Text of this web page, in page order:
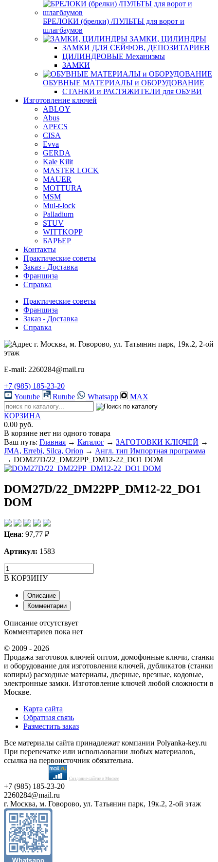
БРЕЛОКИ (брелки) /ПУЛЬТЫ для ворот и
шлагбаумов
ЗАМКИ, ЦИЛИНДРЫ
ЗАМКИ ДЛЯ СЕЙФОВ, ДЕПОЗИТАРИЕВ
ЦИЛИНДРОВЫЕ Механизмы
ЗАМКИ
ОБУВНЫЕ МАТЕРИАЛЫ и ОБОРУДОВАНИЕ
СТАНКИ и РАСТЯЖИТЕЛИ для ОБУВИ
Изготовление ключей
ABLOY
Abus
APECS
CISA
Evva
GERDA
Kale Kilit
MASTER LOCK
MAUER
MOTTURA
MSM
Mul-t-lock
Palladium
STUV
WITTKOPP
БАРЬЕР
Контакты
Практические советы
Заказ - Доставка
Франшиза
Справка
Практические советы
Франшиза
Заказ - Доставка
Справка
г. Москва, м. Говорово, ул. Татьянин парк, 19к.2, 2-ой
этаж
E-mail: 2260284@mail.ru
+7 (985) 185-23-20
Youtube
Rutube Whatsapp MAX
КОРЗИНА
0.00 руб.
В корзине нет ни одного товара
Ваш путь: Главная → Каталог → ЗАГОТОВКИ КЛЮЧЕЙ →
JMA, Errebi, Silca, Orion → Англ. тип Импортная программа
→ DOM27D/22_DM22PP_DM12-22_DO1 DOM
DOM27D/22_DM22PP_DM12-22_DO1
DOM
Цена: 97,77 ₽
Артикул: 1583
В КОРЗИНУ
Описание
Комментарии
Описание отсутствует
Комментариев пока нет
© 2009 - 2026
Продажа заготовок ключей оптом, домофонные ключи, станки
и оборудование для изготовления ключей, дубликатов (станки
копиры) расходные материалы, дверные, врезные, кодовые,
электронные замки. Изготовление ключей любой сложности в
Москве.
Карта сайта
Обратная связь
Разместить заказ
Все материалы сайта принадлежат компании Polyanka-key.ru
При перепечатке или использовании любых материалов,
ссылка на первоисточник обязательна.
Создание сайтов в Москве
+7 (985) 185-23-20
2260284@mail.ru
г. Москва, м. Говорово, ул. Татьянин парк, 19к.2, 2-ой этаж